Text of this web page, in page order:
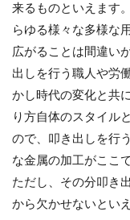
来るものといえます
らゆる様々な多様な
広がることは間違い
出しを行う職人や労
かし時代の変化と共
り方自体のスタイル
ので、叩き出しを行
な金属の加工がここ
ただし、その分叩き
から欠かせないとい